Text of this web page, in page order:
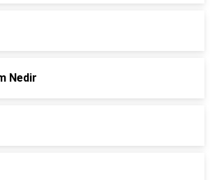
Nedir